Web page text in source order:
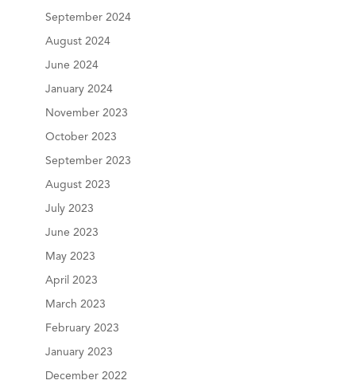
September 2024
August 2024
June 2024
January 2024
November 2023
October 2023
September 2023
August 2023
July 2023
June 2023
May 2023
April 2023
March 2023
February 2023
January 2023
December 2022